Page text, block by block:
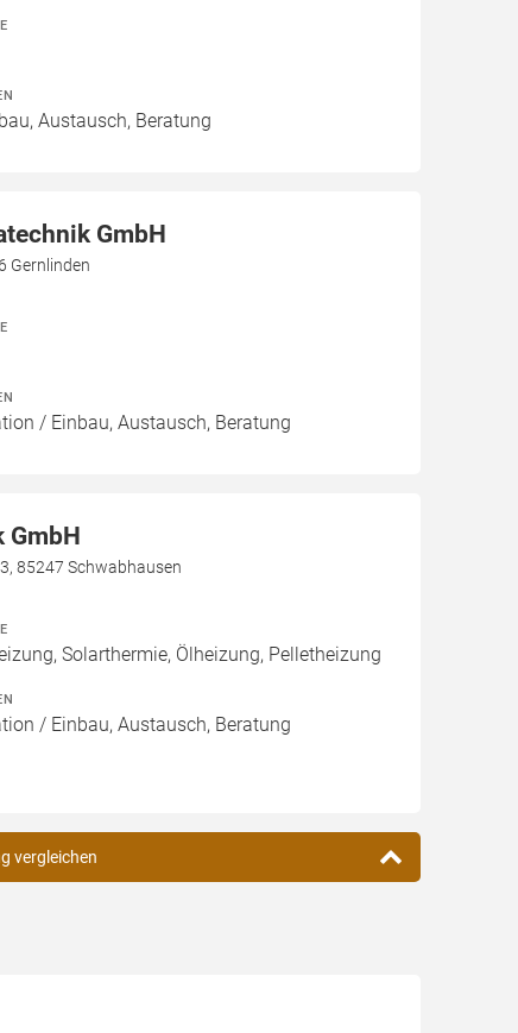
Austausch, Beratung
GmbH
Gernlinden
/ Einbau, Austausch, Beratung
GmbH
85247 Schwabhausen
Solarthermie, Ölheizung, Pelletheizung
/ Einbau, Austausch, Beratung
vergleichen